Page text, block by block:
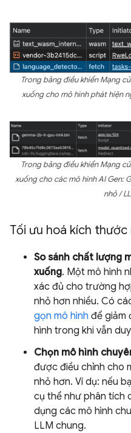
Trong bảng điều khiển Mạng
xuống cho mô hình phát hiện
Trong bảng điều khiển Mạng
xuống cho các mô hình AI Gen:
nhỏ /
Tối ưu hoá kích thước
So sánh chất lượng
xuống. Một mô hình
xác đủ cho trường
nhỏ hơn nhiều. Có
gọn mô hình để giảm
hình trong khi vẫn
Chọn mô hình
được điều chỉnh cho
nhỏ hơn. Ví dụ: nếu
cụ thể như phân tích
dụng các mô hình
LLM chung.